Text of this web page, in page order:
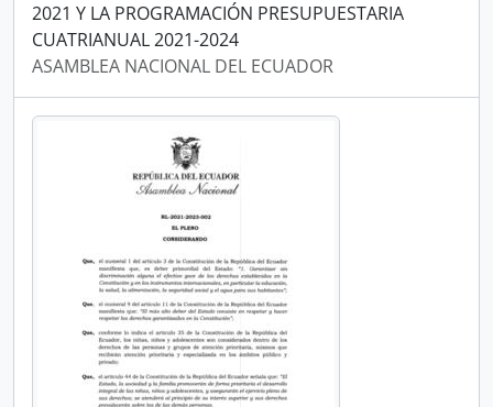
2021 Y LA PROGRAMACIÓN PRESUPUESTARIA
CUATRIANUAL 2021-2024
ASAMBLEA NACIONAL DEL ECUADOR